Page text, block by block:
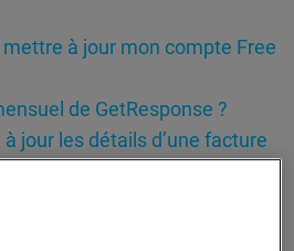
à jour mon compte Free
de GetResponse ?
jour les détails d’une facture
de GetResponse